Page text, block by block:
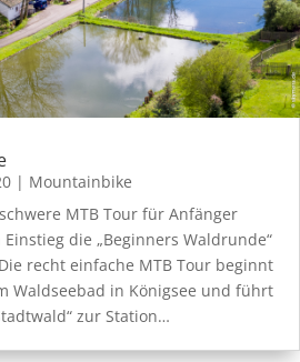
| Mountainbike
MTB Tour für Anfänger
die „Beginners Waldrunde“
recht einfache MTB Tour beginnt
Waldseebad in Königsee und führt
zur Station…